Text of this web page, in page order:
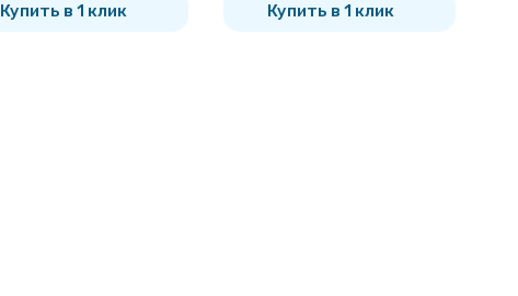
Купить в 1 клик Купить в 1 клик